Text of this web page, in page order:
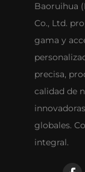
Baoruihua
Co., Ltd.
gama y
precisa,
calidad de
globales.
integral.